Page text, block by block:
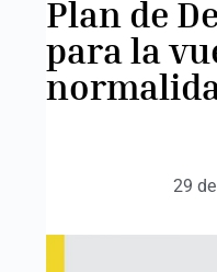
Plan de
para la
29